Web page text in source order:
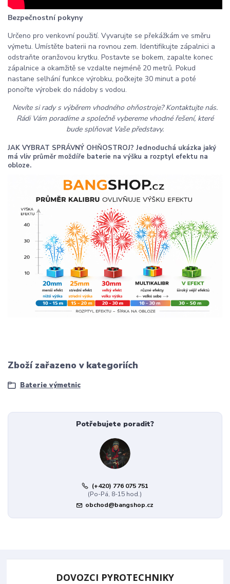
Bezpečnostní pokyny
Určeno pro venkovní použití. Vyvarujte se překážkám ve směru
výmetu. Umístěte baterii na rovnou zem. Identifikujte zápalnici a
odstraňte oranžovou krytku. Postavte se bokem, zapalte konec
zápalnice a okamžitě se vzdalte nejméně 20 metrů. Pokud
nastane selhání funkce výrobku, počkejte 30 minut a poté
ponořte výrobek do nádoby s vodou.
Nevíte si rady s výběrem vhodného ohňostroje? Kontaktujte nás.
Rádi Vám poradíme a společně vybereme vhodné řešení, které
bude splňovat Vaše představy.
JAK VYBRAT SPRÁVNÝ OHŇOSTROJ? Jednoduchá ukázka jaký
má vliv průměr moždíře baterie na výšku a rozptyl efektu na
obloze.
Zboží zařazeno v kategoriích
Baterie výmetnic
Potřebujete poradit?
(+420) 776 075 751
(Po-Pá, 8-15 hod.)
obchod@bangshop.cz
DOVOZCI PYROTECHNIKY